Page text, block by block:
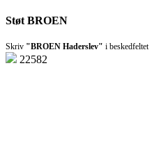
Støt BROEN
Skriv "BROEN Haderslev" i beskedfeltet
22582